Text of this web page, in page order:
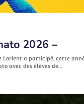
2026 –
Lorient a participé, cette
avec des élèves de…